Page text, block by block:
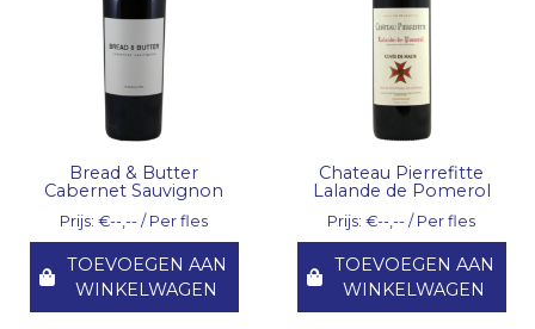
Bread & Butter
Cabernet Sauvignon
Prijs: €--,-- / Per fles
TOEVOEGEN AAN
WINKELWAGEN
Chateau Pierrefitte
Lalande de Pomerol
Prijs: €--,-- / Per fles
TOEVOEGEN AAN
WINKELWAGEN